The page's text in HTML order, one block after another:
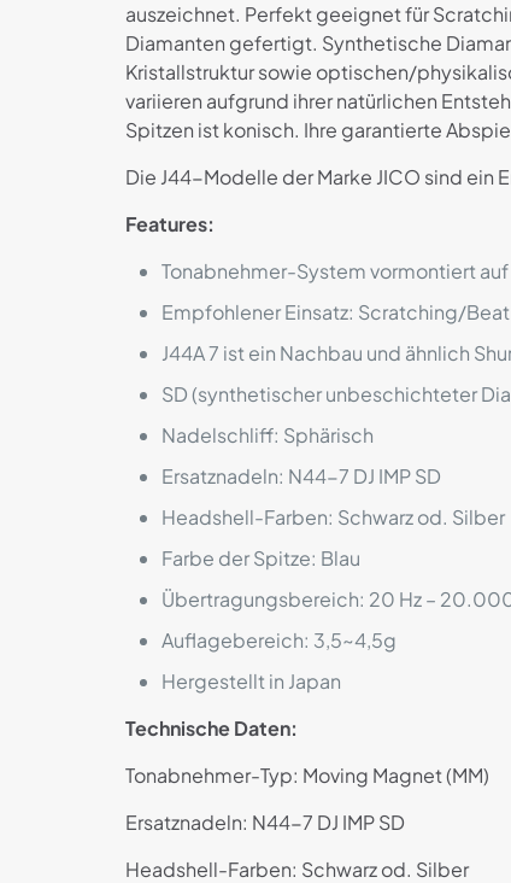
auszeichnet. Perfekt geeignet für
Diamanten gefertigt. Synthetische
Kristallstruktur sowie optischen/
variieren aufgrund ihrer natürlichen
Spitzen ist konisch. Ihre garantierte
Die J44-Modelle der Marke JICO sind ein
Features:
Tonabnehmer-System vormontiert
Empfohlener Einsatz: Scratching/
J44A 7 ist ein Nachbau und ähnlich
SD (synthetischer unbeschichteter
Nadelschliff: Sphärisch
Ersatznadeln: N44-7 DJ IMP SD
Headshell-Farben: Schwarz od. Silber
Farbe der Spitze: Blau
Übertragungsbereich: 20 Hz –
Auflagebereich: 3,5~4,5g
Hergestellt in Japan
Technische Daten:
Tonabnehmer-Typ: Moving Magnet (MM)
Ersatznadeln: N44-7 DJ IMP SD
Headshell-Farben: Schwarz od. Silber